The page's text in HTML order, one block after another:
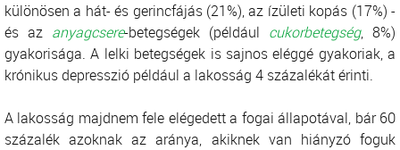
különösen a hát- és gerincfájás (21%), az ízületi kopás (17%) -
és az anyagcsere-betegségek (például cukorbetegség, 8%)
gyakorisága. A lelki betegségek is sajnos eléggé gyakoriak, a
krónikus depresszió például a lakosság 4 százalékát érinti.
A lakosság majdnem fele elégedett a fogai állapotával, bár 60
százalék azoknak az aránya, akiknek van hiányzó foguk